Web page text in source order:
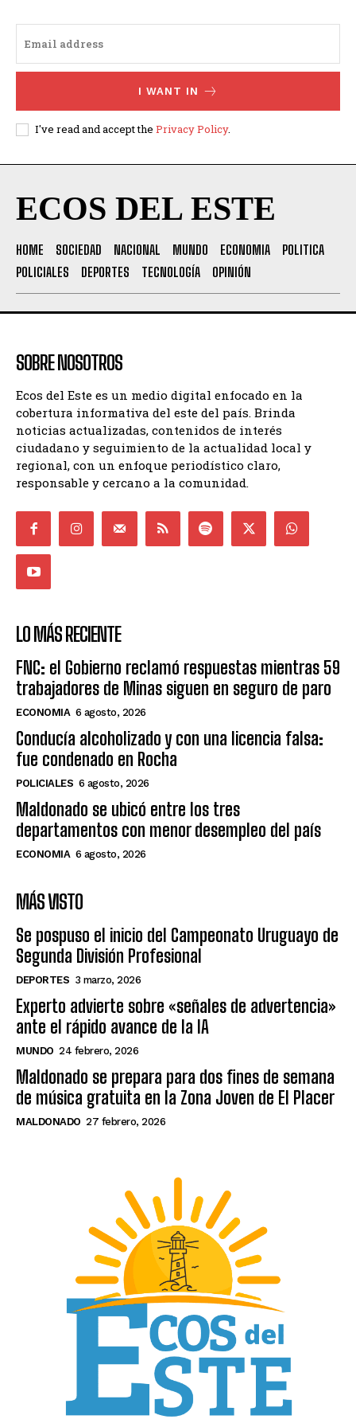
I WANT IN
I've read and accept the Privacy Policy.
ECOS DEL ESTE
HOME SOCIEDAD NACIONAL MUNDO ECONOMIA
POLITICA
POLICIALES
DEPORTES TECNOLOGÍA OPINIÓN
SOBRE NOSOTROS
Ecos del Este es un medio digital enfocado en la
cobertura informativa del este del país. Brinda
noticias actualizadas, contenidos de interés
ciudadano y seguimiento de la actualidad local y
regional, con un enfoque periodístico claro,
responsable y cercano a la comunidad.
LO MÁS RECIENTE
FNC: el Gobierno reclamó respuestas mientras 59
trabajadores de Minas siguen en seguro de paro
ECONOMIA 6 agosto, 2026
Conducía alcoholizado y con una licencia falsa:
fue condenado en Rocha
POLICIALES 6 agosto, 2026
Maldonado se ubicó entre los tres
departamentos con menor desempleo del país
ECONOMIA 6 agosto, 2026
MÁS VISTO
Se pospuso el inicio del Campeonato Uruguayo de
Segunda División Profesional
DEPORTES 3 marzo, 2026
Experto advierte sobre «señales de advertencia»
ante el rápido avance de la IA
MUNDO 24 febrero, 2026
Maldonado se prepara para dos fines de semana
de música gratuita en la Zona Joven de El Placer
MALDONADO 27 febrero, 2026